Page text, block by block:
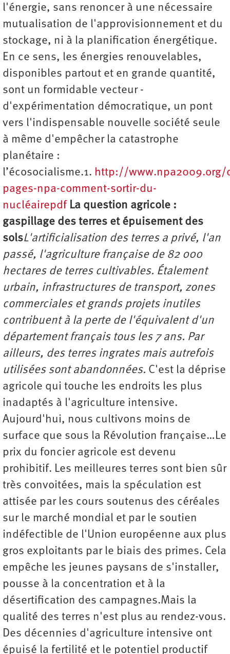
l'énergie, sans renoncer à une nécessaire
mutualisation de l'approvisionnement et du
stockage, ni à la planification énergétique.
En ce sens, les énergies renouvelables,
disponibles partout et en grande quantité,
sont un formidable vecteur ­
d'expérimentation démocratique, un pont
vers l'indispensable nouvelle société seule
à même d'empêcher la catastrophe
planétaire :
l’écosocialisme.1. http://www.npa2009.org/
pages-npa-comment-sortir-du-
nucléairepdf La question agricole :
gaspillage des terres et épuisement des
solsL'artificialisation des terres a privé, l'an
passé, l'agriculture française de 82 000
hectares de terres cultivables. Étalement
urbain, infrastructures de transport, zones
commerciales et grands projets inutiles
contribuent à la perte de l'équivalent d'un
département français tous les 7 ans. Par
ailleurs, des terres ingrates mais autrefois
utilisées sont abandonnées. C'est la déprise
agricole qui touche les endroits les plus
inadaptés à l'agriculture intensive.
Aujourd'hui, nous cultivons moins de
surface que sous la Révolution française…Le
prix du foncier agricole est devenu
prohibitif. Les meilleures terres sont bien sûr
très convoitées, mais la spéculation est
attisée par les cours soutenus des céréales
sur le marché mondial et par le soutien
indéfectible de l'Union européenne aux plus
gros exploitants par le biais des primes. Cela
empêche les jeunes paysans de s'installer,
pousse à la concentration et à la
désertification des campagnes.Mais la
qualité des terres n'est plus au rendez-vous.
Des décennies d'agriculture intensive ont
épuisé la fertilité et le potentiel productif